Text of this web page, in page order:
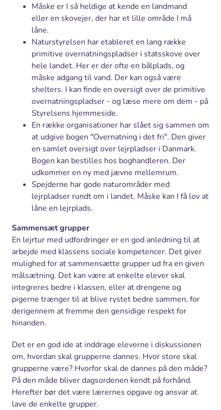
Måske er I så heldige at kende en landmand
eller en skovejer, der har et lille område I må
låne.
Naturstyrelsen har etableret en lang række
primitive overnatningspladser i statsskove over
hele landet. Her er der ofte en bålplads, og
måske adgang til vand. Der kan også være
shelters. I kan finde en oversigt over de primitive
overnatningspladser - og læse mere om dem - på
Styrelsens hjemmeside.
En række organisationer har slået sig sammen om
at udgive bogen "Overnatning i det fri". Den giver
en samlet oversigt over lejrpladser i Danmark.
Bogen kan bestilles hos boghandleren. Der
udkommer en ny med jævne mellemrum.
Spejderne har gode naturområder med
lejrpladser rundt om i landet. Måske kan I få lov at
låne en lejrplads.
Sammensæt grupper
En lejrtur med udfordringer er en god anledning til at
arbejde med klassens sociale kompetencer. Det giver
mulighed for at sammensætte grupper ud fra en given
målsætning. Det kan være at enkelte elever skal
integreres bedre i klassen, eller at drengene og
pigerne trænger til at blive rystet bedre sammen, for
derigennem at fremme den gensidige respekt for
hinanden.
Det er en god ide at inddrage eleverne i diskussionen
om, hvordan skal grupperne dannes. Hvor store skal
grupperne være? Hvorfor skal de dannes på den måde?
På den måde bliver dagsordenen kendt på forhånd.
Herefter bør det være lærernes opgave og ansvar at
lave de enkelte grupper.